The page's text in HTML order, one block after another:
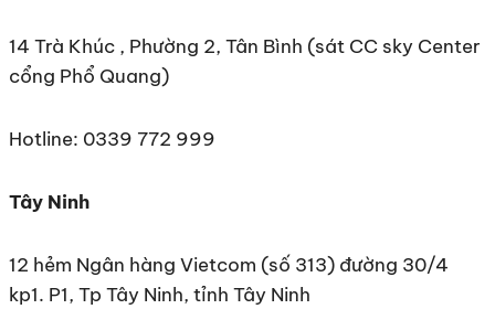
14 Trà Khúc , Phường 2, Tân Bình (sát CC sky Center
cổng Phổ Quang)
Hotline: 0339 772 999
Tây Ninh
12 hẻm Ngân hàng Vietcom (số 313) đường 30/4
kp1. P1, Tp Tây Ninh, tỉnh Tây Ninh